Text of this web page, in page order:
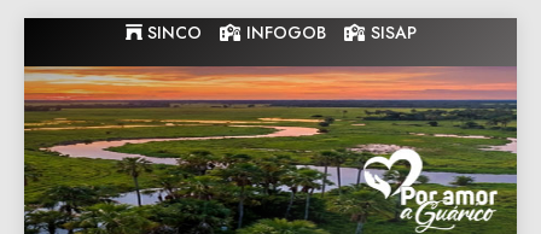
to
content
SINCO INFOGOB SISAP
Gobernacion
de Guarico
Gobernacion de Guarico